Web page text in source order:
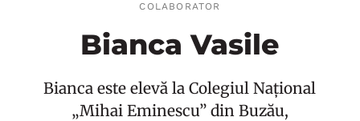
COLABORATOR
Bianca Vasile
Bianca este elevă la Colegiul Național
„Mihai Eminescu” din Buzău,